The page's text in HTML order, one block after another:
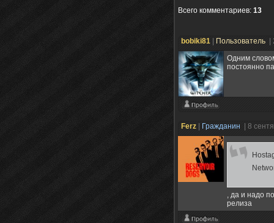
Всего комментариев: 13
bobiki81 Пользователь
Одним
постоянно
Ferz Гражданин | 8
, да и надо
релиза